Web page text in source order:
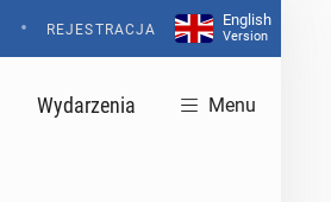
• REJESTRACJA
English
Version
Wydarzenia Menu